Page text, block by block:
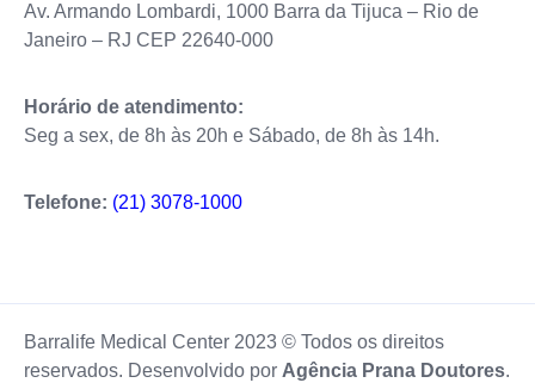
Av. Armando Lombardi, 1000 Barra da Tijuca – Rio de
Janeiro – RJ CEP 22640-000
Horário de atendimento:
Seg a sex, de 8h às 20h e Sábado, de 8h às 14h.
Telefone: (21) 3078-1000
Barralife Medical Center 2023 © Todos os direitos
reservados. Desenvolvido por Agência Prana Doutores.